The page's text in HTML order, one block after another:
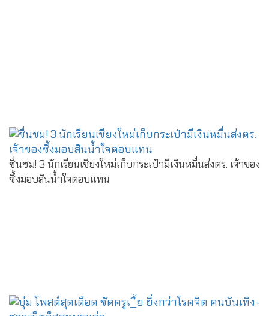
ชื่นชม! 3 นักเรียนเชียงใหม่เก็บกระเป๋ามีเงินหมื่นส่งตร. เจ้าของ
ซึ้งมอบสินน้ำใจตอบแทน